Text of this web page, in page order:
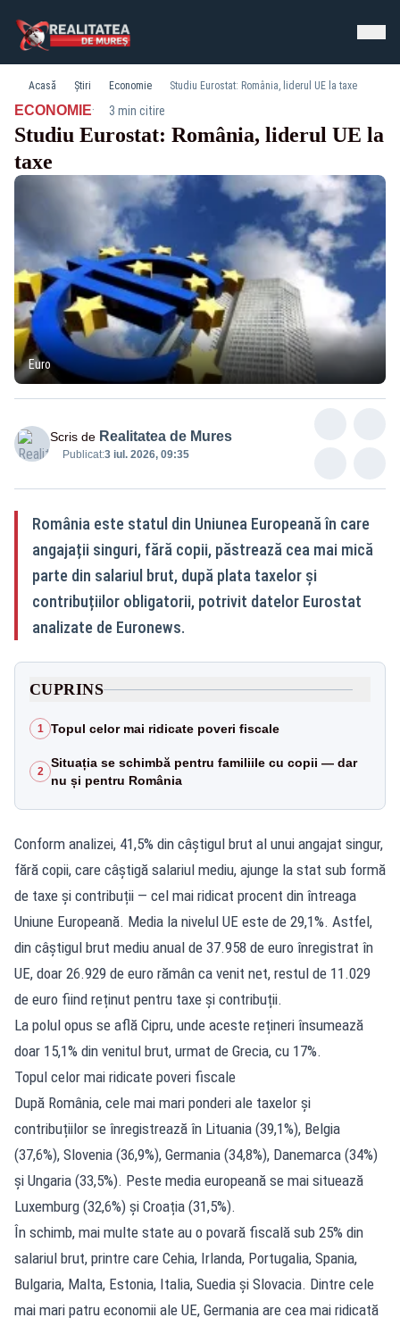
Acasă Știri Economie Studiu Eurostat: România, liderul UE la taxe
ECONOMIE· 3 min citire
Studiu Eurostat: România, liderul UE la
taxe
Euro
Scris de Realitatea de Mures
Publicat:3 iul. 2026, 09:35
România este statul din Uniunea Europeană în care
angajații singuri, fără copii, păstrează cea mai mică
parte din salariul brut, după plata taxelor și
contribuțiilor obligatorii, potrivit datelor Eurostat
analizate de Euronews.
CUPRINS
1 Topul celor mai ridicate poveri fiscale
2
Situația se schimbă pentru familiile cu copii — dar
nu și pentru România
Conform analizei, 41,5% din câștigul brut al unui angajat singur,
fără copii, care câștigă salariul mediu, ajunge la stat sub formă
de taxe și contribuții — cel mai ridicat procent din întreaga
Uniune Europeană. Media la nivelul UE este de 29,1%. Astfel,
din câștigul brut mediu anual de 37.958 de euro înregistrat în
UE, doar 26.929 de euro rămân ca venit net, restul de 11.029
de euro fiind reținut pentru taxe și contribuții.
La polul opus se află Cipru, unde aceste rețineri însumează
doar 15,1% din venitul brut, urmat de Grecia, cu 17%.
Topul celor mai ridicate poveri fiscale
După România, cele mai mari ponderi ale taxelor și
contribuțiilor se înregistrează în Lituania (39,1%), Belgia
(37,6%), Slovenia (36,9%), Germania (34,8%), Danemarca (34%)
și Ungaria (33,5%). Peste media europeană se mai situează
Luxemburg (32,6%) și Croația (31,5%).
În schimb, mai multe state au o povară fiscală sub 25% din
salariul brut, printre care Cehia, Irlanda, Portugalia, Spania,
Bulgaria, Malta, Estonia, Italia, Suedia și Slovacia. Dintre cele
mai mari patru economii ale UE, Germania are cea mai ridicată